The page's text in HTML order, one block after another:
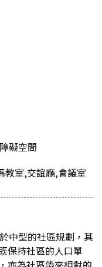
礙空間
教室,交誼廳,會議室
中型的社區規劃，其
保持社區的人口單